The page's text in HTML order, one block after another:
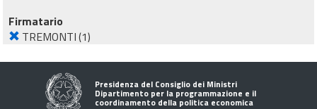
Firmatario
TREMONTI(1)
Presidenza del Consiglio dei Ministri
Dipartimento per la programmazione e il
coordinamento della politica economica